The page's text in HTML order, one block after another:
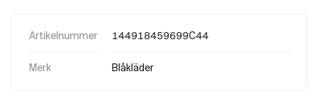
Artikelnummer 144918459699C44
Merk Blåkläder